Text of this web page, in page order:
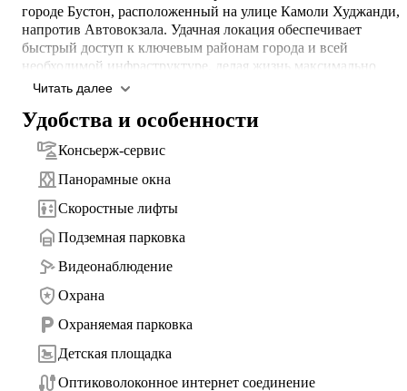
городе Бустон, расположенный на улице Камоли Худжанди,
напротив Автовокзала. Удачная локация обеспечивает
быстрый доступ к ключевым районам города и всей
необходимой инфраструктуре, делая жизнь максимально
комфортной и удобной. Архитектура комплекса выполнена
подойдут как для семейного проживания, так и для
инвестиций. Особым преимуществом проекта являются
просторные террасы на верхнем этаже с красивыми
панорамными видами, создающими атмосферу уюта и
⭐ Комфорт и сервис для жителей:
- Подземная и наземная охраняемая парковка
- Консьерж-сервис 24/7
- Панорамные окна с естественным освещением
- Современные скоростные и бесшумные лифты
- Круглосуточная охрана и система видеонаблюдения
- Благоустроенные детские площадки
- Высокоскоростной оптоволоконный интернет
- Кабельное телевидение
Читать далее
Удобства и особенности
Консьерж-сервис
Панорамные окна
Скоростные лифты
Подземная парковка
Видеонаблюдение
Охрана
Охраняемая парковка
Детская площадка
Оптиковолоконное интернет соединение